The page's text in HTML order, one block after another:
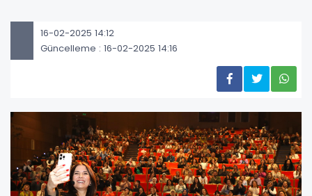
16-02-2025 14:12
Güncelleme : 16-02-2025 14:16